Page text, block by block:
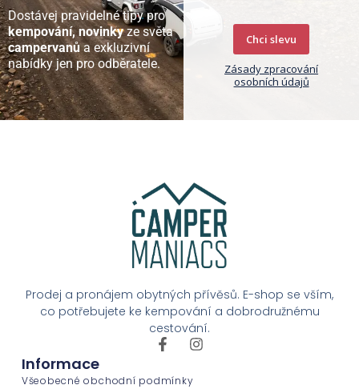
Dostávej pravidelné tipy pro
kempování, novinkyze světa
campervanůa exkluzivní
nabídky jen pro odběratele.
Chci slevu
Zásady zpracování
osobních údajů
Prodej a pronájem obytných přívěsů. E-shop se vším,
co potřebujete ke kempování a dobrodružnému
cestování.
Informace
Všeobecné obchodní podmínky